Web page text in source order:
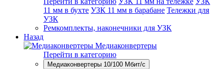
11 мм в бухте УЗК 11 мм в барабане Тележки для
УЗК
Ремкомплекты, наконечники для УЗК
Назад
Медиаконвертеры
Перейти в категорию
Медиаконвертеры 10/100 Мбит/с